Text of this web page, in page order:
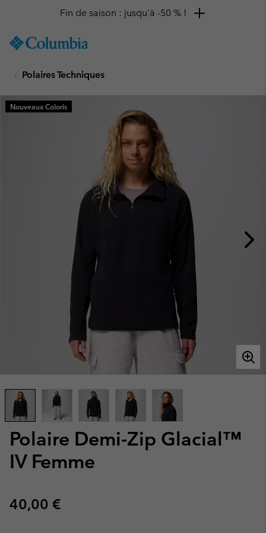
TO
SKIP
MAIN
NAV
Fin de saison : jusqu'à -50 % !
Polaires Techniques
Polaire Demi-Zip Glacial™
IV Femme
Regular price:
40,00 €
Nouveaux Coloris